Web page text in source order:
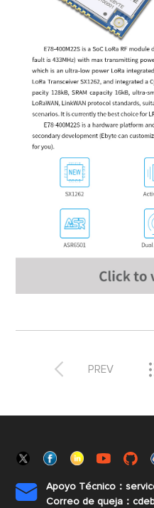
 PREV

Apoyo Técnico：
Correo de queja：